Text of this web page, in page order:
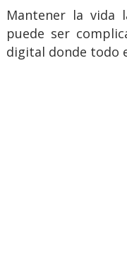
Mantener la vida
puede ser
digital donde todo